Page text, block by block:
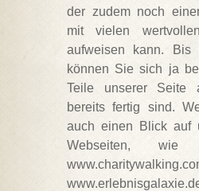
der zudem noch
mit vielen
aufweisen kann.
können Sie sich ja
Teile unserer Seite
bereits fertig sind.
auch einen Blick auf
Webseiten, wie